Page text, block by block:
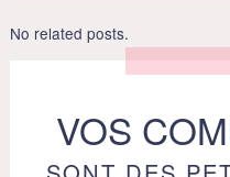
No related posts.
VOS